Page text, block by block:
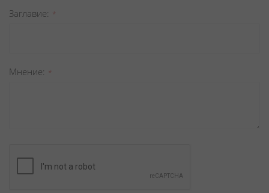
Заглавиe
Мнение